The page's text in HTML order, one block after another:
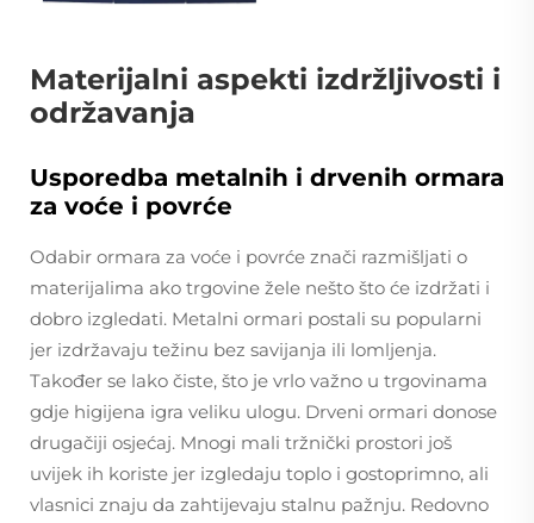
Materijalni aspekti izdržljivosti i
održavanja
Usporedba metalnih i drvenih ormara
za voće i povrće
Odabir ormara za voće i povrće znači razmišljati o
materijalima ako trgovine žele nešto što će izdržati i
dobro izgledati. Metalni ormari postali su popularni
jer izdržavaju težinu bez savijanja ili lomljenja.
Također se lako čiste, što je vrlo važno u trgovinama
gdje higijena igra veliku ulogu. Drveni ormari donose
drugačiji osjećaj. Mnogi mali tržnički prostori još
uvijek ih koriste jer izgledaju toplo i gostoprimno, ali
vlasnici znaju da zahtijevaju stalnu pažnju. Redovno